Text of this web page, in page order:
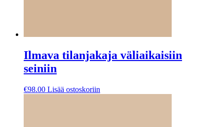
Ilmava tilanjakaja väliaikaisiin
seiniin
€98.00 Lisää ostoskoriin